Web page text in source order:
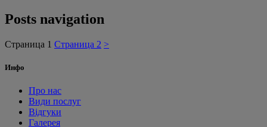
Posts navigation
Страница 1 Страница 2 >
Инфо
Про нас
Види послуг
Відгуки
Галерея